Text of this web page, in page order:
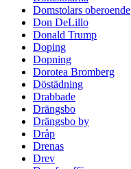
Domstolars oberoende
Don DeLillo
Donald Trump
Doping
Dopning
Dorotea Bromberg
Döstädning
Drabbade
Drängsbo
Drängsbo by
Dråp
Drenas
Drev